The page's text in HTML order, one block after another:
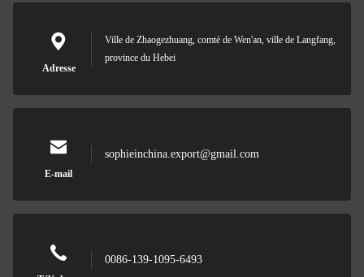
Adresse
Ville de Zhaogezhuang, comté de Wen'an, ville de Langfang,
province du Hebei
E-mail
sophieinchina.export@gmail.com
0086-139-1095-6493